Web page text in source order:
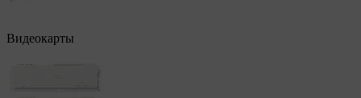
Видеокарты